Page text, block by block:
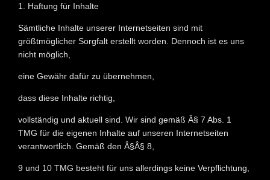
1. Haftung für Inhalte
Sämtliche Inhalte unserer Internetseiten sind mit
größtmöglicher Sorgfalt erstellt worden. Dennoch ist es uns
nicht möglich,
eine Gewähr dafür zu übernehmen,
dass diese Inhalte richtig,
vollständig und aktuell sind. Wir sind gemäß Â§ 7 Abs. 1
TMG für die eigenen Inhalte auf unseren Internetseiten
verantwortlich. Gemäß den Â§Â§ 8,
9 und 10 TMG besteht für uns allerdings keine Verpflichtung,